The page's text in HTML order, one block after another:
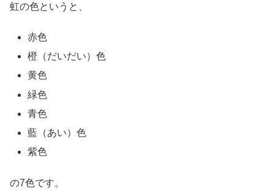
虹の色というと、
赤色
橙（だいだい）色
黄色
緑色
青色
藍（あい）色
紫色
の7色です。